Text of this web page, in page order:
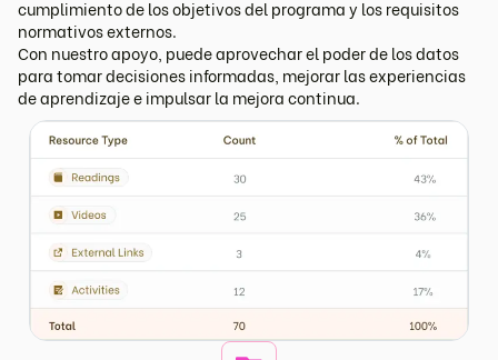
cumplimiento de los objetivos del programa y los requisitos
normativos externos.
Con nuestro apoyo, puede aprovechar el poder de los datos
para tomar decisiones informadas, mejorar las experiencias
de aprendizaje e impulsar la mejora continua.